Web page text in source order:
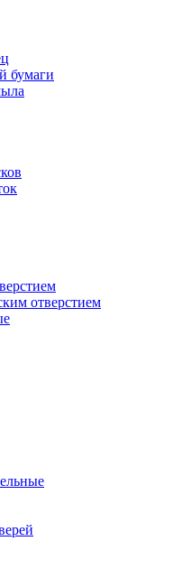
бумаги
отверстием